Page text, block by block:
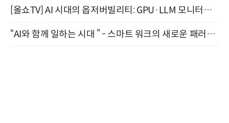
[올쇼TV] AI 시대의 옵저버빌리티: GPU·LLM 모니터링부터 AI 기반 장애 대응까지 (8/11 생방송)
“AI와 함께 일하는 시대 ” - 스마트 워크의 새로운 패러다임 (9/11)